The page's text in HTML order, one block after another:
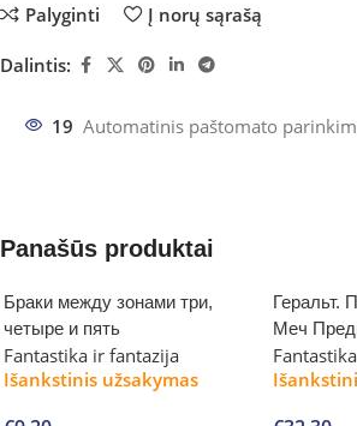
Palyginti Į norų sąrašą
Dalintis:
19 Automatinis paštomato
Panašūs produktai
Браки между зонами три,
четыре и пять
Fantastika ir fantazija
Išankstinis užsakymas
Геральт.
Меч
эльфов.